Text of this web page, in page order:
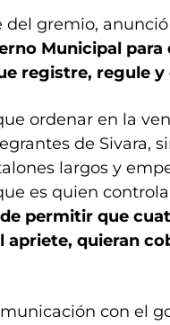
del gremio,
Municipal
registre, regule
ordenar en la
de Sivara,
largos y
es quien
permitir que
apriete, quieran
con el